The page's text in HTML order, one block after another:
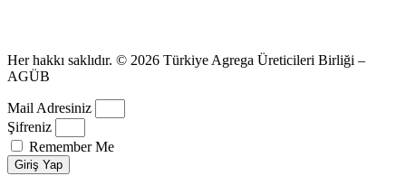
Her hakkı saklıdır. © 2026 Türkiye Agrega Üreticileri Birliği –
AGÜB
Mail Adresiniz
Şifreniz
Remember Me
Giriş Yap